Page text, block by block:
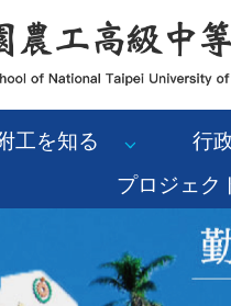
工を知る 行
プロジェク